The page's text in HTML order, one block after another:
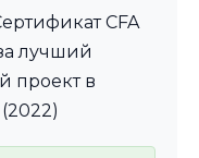
CFA
лучший
проект в